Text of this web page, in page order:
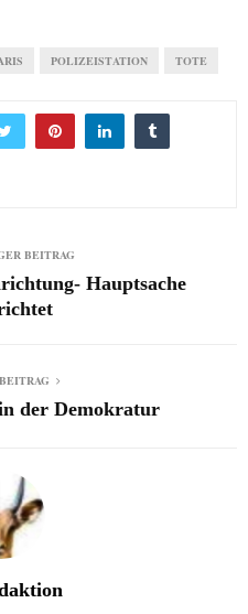
POLIZEISTATION TOTE
BEITRAG
Hauptsache
der Demokratur